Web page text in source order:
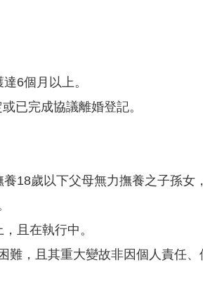
6個月以上。
已完成協議離婚登記。
18歲以下父母無力撫養之子孫女
且在執行中。
，且其重大變故非因個人責任